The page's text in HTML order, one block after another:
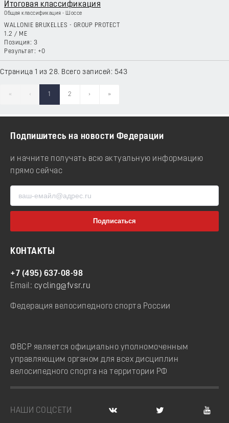
Итоговая классификация
Общая классификация - Шоссе
WALLONIE BRUXELLES - GROUP PROTECT
1.2 / ME
3
+0
Страница 1 из 28. Всего записей: 543
« ‹ 1 2 › »
Подпишитесь на новости Федерации
и начните получать всю актуальную информацию
прямо сейчас
КОНТАКТЫ
+7 (495) 637-08-98
Email: cycling@fvsr.ru
Федерация велосипедного спорта России
ФВСР является официально уполномоченным
управляющим органом для всех дисциплин
велосипедного спорта на территории РФ
НАШИ СОЦСЕТИ